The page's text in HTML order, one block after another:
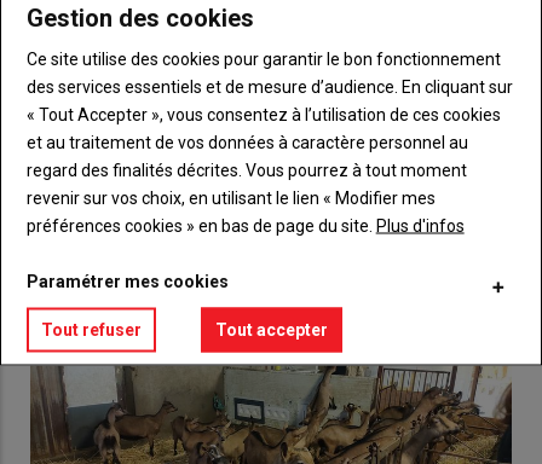
BodyChoisissez votre formule et créez votre
compte pour accéder à tout {nom-site}.
Lien Créez un compte
VOUS AIMEREZ AUSSI
Gestion des cookies
Ce site utilise des cookies pour garantir le bon fonctionnement
des services essentiels et de mesure d’audience. En cliquant sur
« Tout Accepter », vous consentez à l’utilisation de ces cookies
et au traitement de vos données à caractère personnel au
regard des finalités décrites. Vous pourrez à tout moment
revenir sur vos choix, en utilisant le lien « Modifier mes
préférences cookies » en bas de page du site. Plus d'infos
Paramétrer mes cookies
Tout refuser Tout accepter